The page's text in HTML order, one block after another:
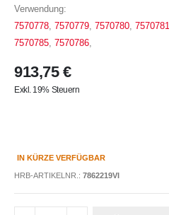
Verwendung:
7570778 7570779 7570780 7570781
7570785 7570786
913,75 €
Exkl. 19% Steuern
IN KÜRZE VERFÜGBAR
HRB-ARTIKELNR.: 7862219VI